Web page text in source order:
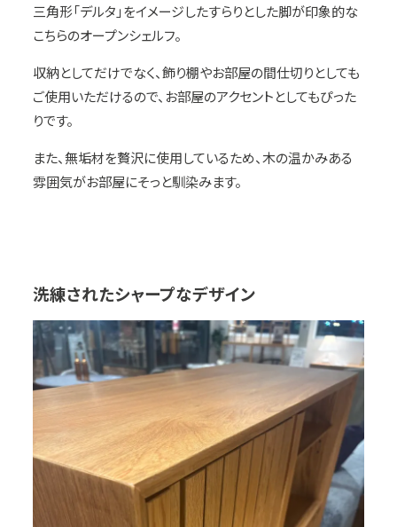
三角形「デルタ」をイメージしたすらりとした脚が印象的な
こちらのオープンシェルフ。
収納としてだけでなく、飾り棚やお部屋の間仕切りとしても
ご使用いただけるので、お部屋のアクセントとしてもぴった
りです。
また、無垢材を贅沢に使用しているため、木の温かみある
雰囲気がお部屋にそっと馴染みます。
洗練されたシャープなデザイン